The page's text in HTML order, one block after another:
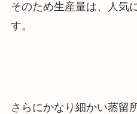
そのため生産量は、人気
す。
さらにかなり細かい蒸